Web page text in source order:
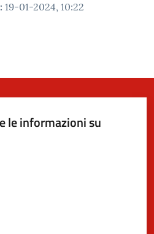
: 19-01-2024, 10:22
le informazioni su